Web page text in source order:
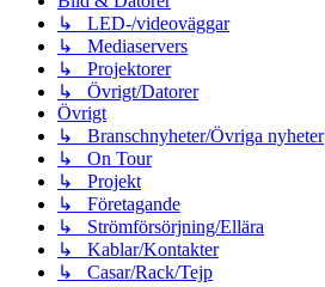
↳ LED-/videoväggar
↳ Mediaservers
↳ Projektorer
↳ Övrigt/Datorer
Övrigt
↳ Branschnyheter/Övriga nyheter
↳ On Tour
↳ Projekt
↳ Företagande
↳ Strömförsörjning/Ellära
↳ Kablar/Kontakter
↳ Casar/Rack/Tejp